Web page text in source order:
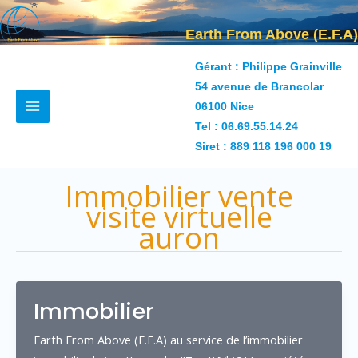
Aller
au
Earth From Above (E.F.A)
Gérant : Philippe Grainville
54 avenue de Brancolar
06100 Nice
Tel : 06.69.55.14.24
Siret : 889 118 196 000 19
Immobilier vente
visite virtuelle
auron
Immobilier
Earth From Above (E.F.A) au service de l’immobilier